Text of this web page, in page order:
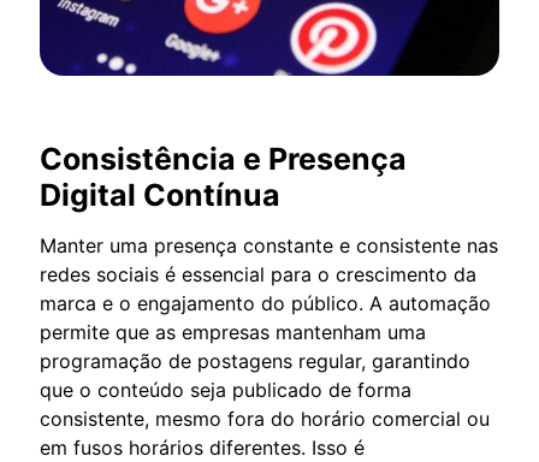
Consistência e Presença
Digital Contínua
Manter uma presença constante e consistente nas
redes sociais é essencial para o crescimento da
marca e o engajamento do público. A automação
permite que as empresas mantenham uma
programação de postagens regular, garantindo
que o conteúdo seja publicado de forma
consistente, mesmo fora do horário comercial ou
em fusos horários diferentes. Isso é